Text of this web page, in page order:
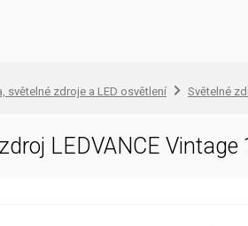
světelné zdroje a LED osvětlení Světelné
LEDVANCE